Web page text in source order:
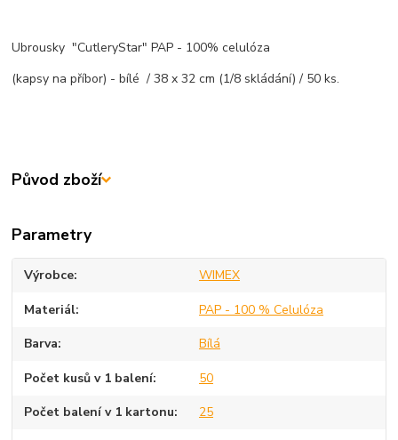
Ubrousky "CutleryStar" PAP - 100% celulóza
(kapsy na příbor) - bílé / 38 x 32 cm (1/8 skládání) / 50 ks.
Původ zboží
Parametry
Výrobce WIMEX
Materiál PAP - 100 % Celulóza
Barva Bílá
Počet kusů v 1 balení 50
Počet balení v 1 kartonu 25